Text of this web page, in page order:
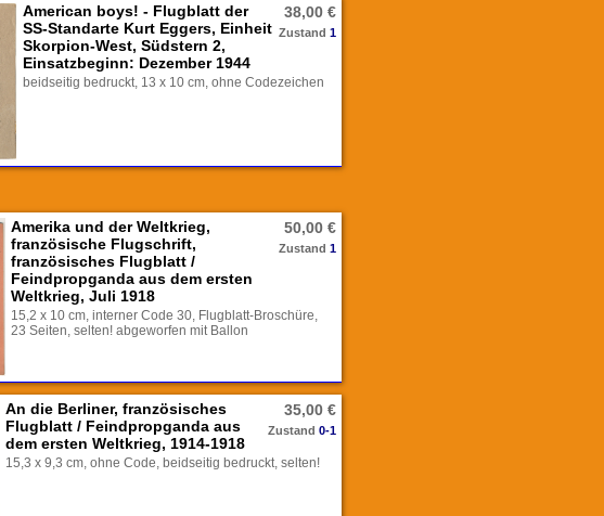
38,00 €
Zustand1
American boys! - Flugblatt der
SS-Standarte Kurt Eggers, Einheit
Skorpion-West, Südstern 2,
Einsatzbeginn: Dezember 1944
beidseitig bedruckt, 13 x 10 cm, ohne Codezeichen
50,00 €
Zustand1
Amerika und der Weltkrieg,
französische Flugschrift,
französisches Flugblatt /
Feindpropganda aus dem ersten
Weltkrieg, Juli 1918
15,2 x 10 cm, interner Code 30, Flugblatt-Broschüre,
23 Seiten, selten! abgeworfen mit Ballon
35,00 €
Zustand0-1
An die Berliner, französisches
Flugblatt / Feindpropganda aus
dem ersten Weltkrieg, 1914-1918
15,3 x 9,3 cm, ohne Code, beidseitig bedruckt, selten!